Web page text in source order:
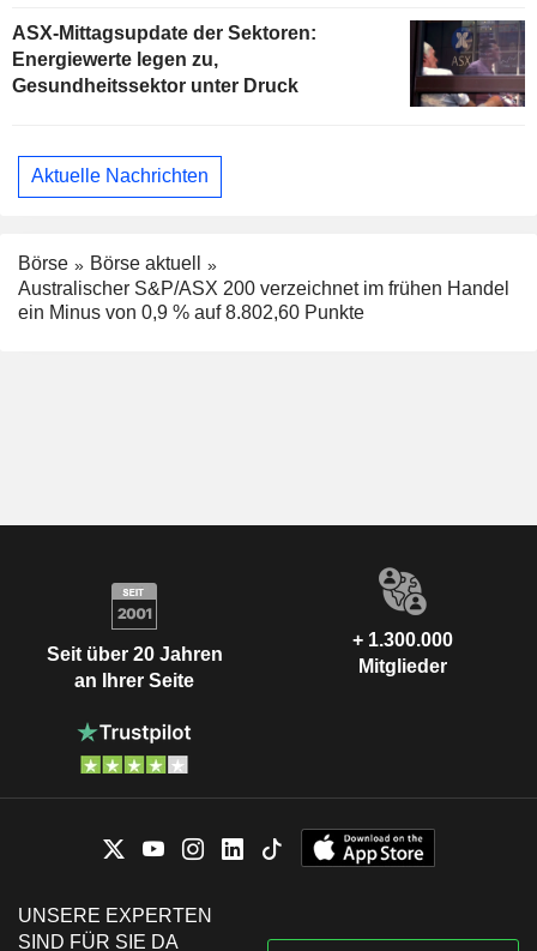
ASX-Mittagsupdate der Sektoren:
Energiewerte legen zu,
Gesundheitssektor unter Druck
Aktuelle Nachrichten
Börse
Börse aktuell
Australischer S&P/ASX 200 verzeichnet im frühen Handel
ein Minus von 0,9 % auf 8.802,60 Punkte
Seit über 20 Jahren
an Ihrer Seite
+ 1.300.000
Mitglieder
UNSERE EXPERTEN
SIND FÜR SIE DA